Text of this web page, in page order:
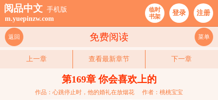
阅品中文 手机版
m.yuepinzw.com
临时
书架
登录 注册
免费阅读
返回 菜单
上一章 查看最新章节 下一章
第169章 你会喜欢上的
作品：心跳停止时，他的婚礼在放烟花 作者：桃桃宝宝